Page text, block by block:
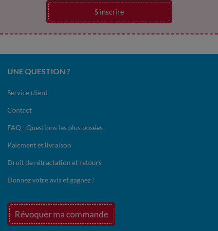
S’inscrire
UNE QUESTION ?
Service client
Contact
FAQ - Questions les plus posées
Paiement et livraison
Droit de rétractation et retours
Donnez votre avis et gagnez !
Révoquer ma commande